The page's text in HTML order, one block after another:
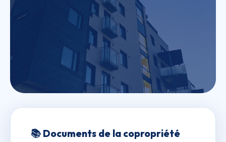
EAUX VIVES
📚 Documents de la copropriété